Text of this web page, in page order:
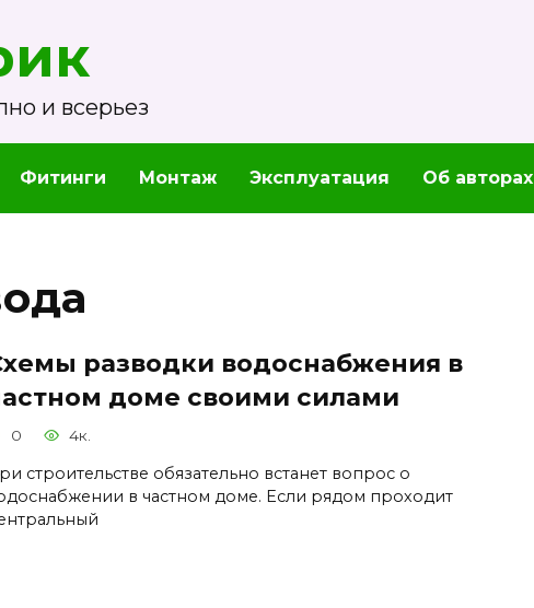
и всерьез
Фитинги Монтаж Эксплуатация Об авторах
разводки водоснабжения в
доме своими силами
0 4к.
строительстве обязательно встанет вопрос о
в частном доме. Если рядом проходит